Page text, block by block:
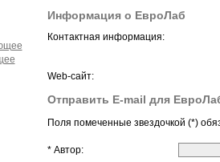
Информация о ЕвроЛаб
Контактная информация:
Web-сайт:
Отправить E-mail для
Поля помеченные звездочкой (*)
* Автор: